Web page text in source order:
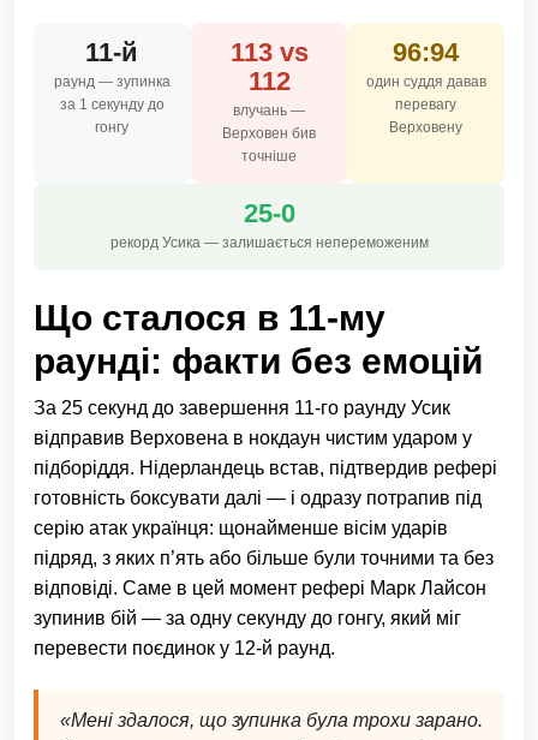
11-й
раунд — зупинка
за 1 секунду до
гонгу
113 vs
112
влучань —
Верховен бив
точніше
96:94
один суддя давав
перевагу
Верховену
25-0
рекорд Усика — залишається непереможеним
Що сталося в 11-му
раунді: факти без емоцій
За 25 секунд до завершення 11-го раунду Усик
відправив Верховена в нокдаун чистим ударом у
підборіддя. Нідерландець встав, підтвердив рефері
готовність боксувати далі — і одразу потрапив під
серію атак українця: щонайменше вісім ударів
підряд, з яких п’ять або більше були точними та без
відповіді. Саме в цей момент рефері Марк Лайсон
зупинив бій — за одну секунду до гонгу, який міг
перевести поєдинок у 12-й раунд.
«Мені здалося, що зупинка була трохи зарано.